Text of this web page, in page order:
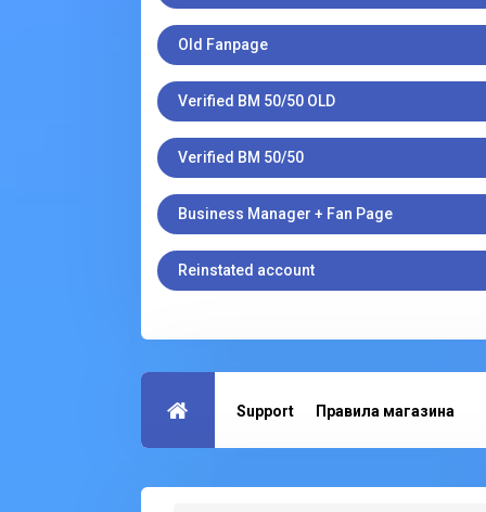
Old Fanpage
Verified BM 50/50 OLD
Verified BM 50/50
Business Manager + Fan Page
Reinstated account
Support Правила магазина